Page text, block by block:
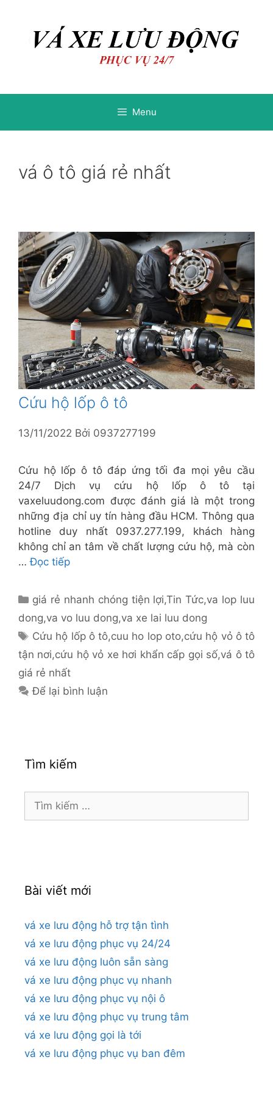
Menu
vá ô tô giá rẻ nhất
Cứu hộ lốp ô tô
13/11/2022 Bởi 0937277199
Cứu hộ lốp ô tô đáp ứng tối đa mọi yêu cầu
24/7 Dịch vụ cứu hộ lốp ô tô tại
vaxeluudong.com được đánh giá là một trong
những địa chỉ uy tín hàng đầu HCM. Thông qua
hotline duy nhất 0937.277.199, khách hàng
không chỉ an tâm về chất lượng cứu hộ, mà còn
…Đọc tiếp
Danh
mục
giá rẻ nhanh chóng tiện lợi,Tin Tức,va lop luu
dong,va vo luu dong,va xe lai luu dong
Thẻ
Cứu hộ lốp ô tô,cuu ho lop oto,cứu hộ vỏ ô tô
tận nơi,cứu hộ vỏ xe hơi khẩn cấp gọi số,vá ô tô
giá rẻ nhất
Để lại bình luận
Tìm kiếm
Tìm
Bài viết mới
vá xe lưu động hỗ trợ tận tình
vá xe lưu động phục vụ 24/24
vá xe lưu động luôn sẵn sàng
vá xe lưu động phục vụ nhanh
vá xe lưu động phục vụ nội ô
vá xe lưu động phục vụ trung tâm
vá xe lưu động gọi là tới
vá xe lưu động phục vụ ban đêm